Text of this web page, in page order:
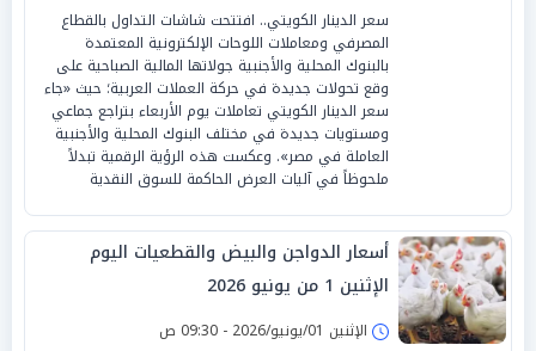
سعر الدينار الكويتي.. افتتحت شاشات التداول بالقطاع
المصرفي ومعاملات اللوحات الإلكترونية المعتمدة
بالبنوك المحلية والأجنبية جولاتها المالية الصباحية على
وقع تحولات جديدة في حركة العملات العربية؛ حيث «جاء
سعر الدينار الكويتي تعاملات يوم الأربعاء بتراجع جماعي
ومستويات جديدة في مختلف البنوك المحلية والأجنبية
العاملة في مصر». وعكست هذه الرؤية الرقمية تبدلاً
ملحوظاً في آليات العرض الحاكمة للسوق النقدية
أسعار الدواجن والبيض والقطعيات اليوم
الإثنين 1 من يونيو 2026
الإثنين 01/يونيو/2026 - 09:30 ص